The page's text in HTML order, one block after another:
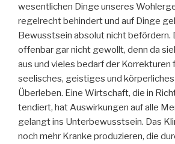
wesentlichen Dinge unseres
regelrecht behindert und auf Dinge
Bewusstsein absolut nicht befördern.
offenbar gar nicht gewollt, denn da
aus und vieles bedarf der Korrekturen
seelisches, geistiges und
Überleben. Eine Wirtschaft, die in
tendiert, hat Auswirkungen auf alle
gelangt ins Unterbewusstsein. Das
noch mehr Kranke produzieren, die